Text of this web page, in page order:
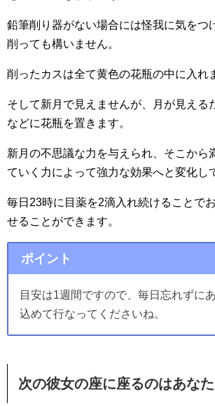
鉛筆削り器がない場合には怪我に気をつ
削っても構いません。
削ったカスは全て黄色の花瓶の中に入れ
そして新月で見えませんが、月が見える
などに花瓶を置きます。
新月の不思議な力を与えられ、そこから
ていく力によって強力な効果へと変化し
毎日23時に目薬を2滴入れ続けることで
せることができます。
ポイント
目安は1週間ですので、毎日忘れずに
込めて行なってくださいね。
次の彼女の座に座るのはあなた